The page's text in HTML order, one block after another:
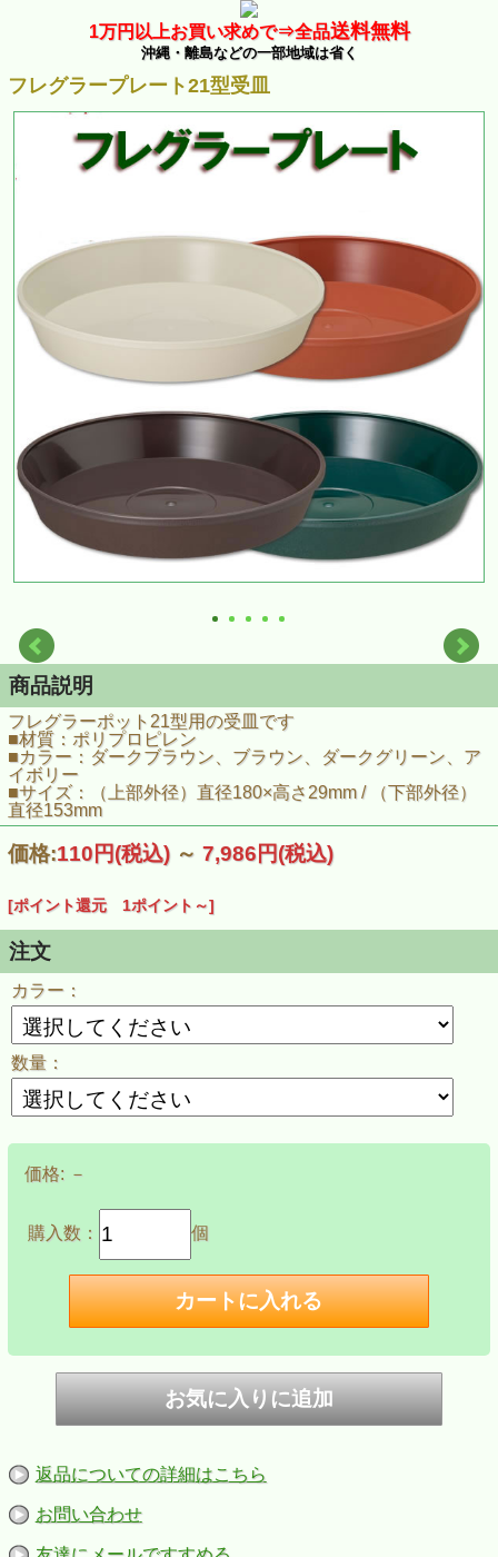
1万円以上お買い求めで⇒全品送料無料
沖縄・離島などの一部地域は省く
フレグラープレート21型受皿
商品説明
フレグラーポット21型用の受皿です
■材質：ポリプロピレン
■カラー：ダークブラウン、ブラウン、ダークグリーン、ア
イボリー
■サイズ：（上部外径）直径180×高さ29mm / （下部外径）
直径153mm
価格:110円(税込) ～ 7,986円(税込)
[ポイント還元 1ポイント～]
注文
カラー：
数量：
価格:－
購入数： 個
返品についての詳細はこちら
お問い合わせ